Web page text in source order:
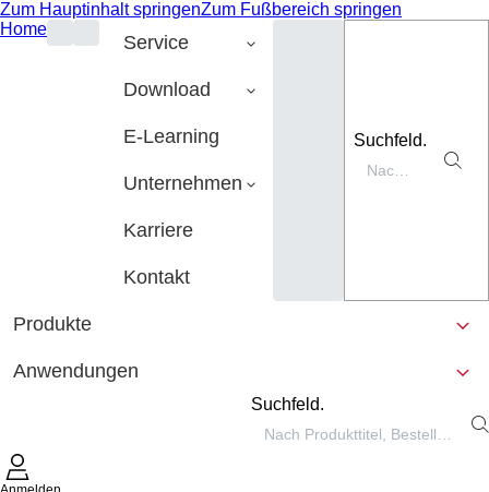
Zum Hauptinhalt springenZum Fußbereich springen
Home
Service
Download
E-Learning
Unternehmen
Karriere
Kontakt
Suchfeld.
Produkte
Anwendungen
Suchfeld.